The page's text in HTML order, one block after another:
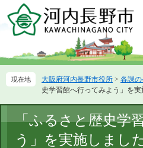
ー
先
ニ
を
て
大阪府河内長野市役所 > 各課
史学習館へ行ってみよう」を実
文
「ふるさと歴史学
う」を実施しまし